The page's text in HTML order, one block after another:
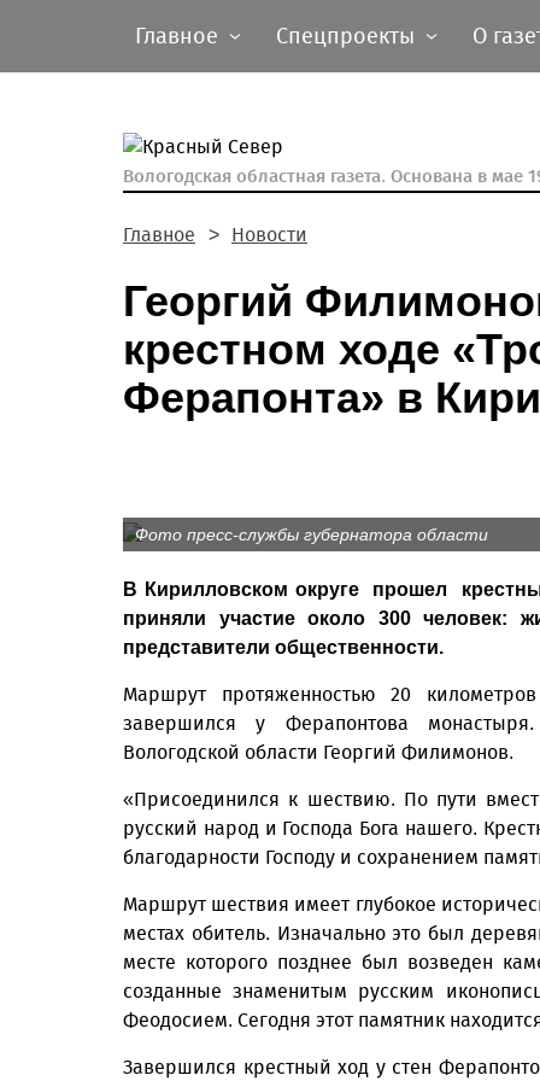
Главное Спецпроекты О
Вологодская областная газета. Основана в мае
Главное Новости
Георгий
крестном ходе
Ферапонта» в
Фото пресс-службы губернатора области
В Кирилловском округе прошел
приняли участие около 300 человек:
представители общественности.
Маршрут протяженностью 20
завершился у Ферапонтова
Вологодской области Георгий Филимонов.
«Присоединился к шествию. По пути
русский народ и Господа Бога нашего.
благодарности Господу и сохранением
Маршрут шествия имеет глубокое
местах обитель. Изначально это был
месте которого позднее был возведен
созданные знаменитым русским
Феодосием. Сегодня этот памятник
Завершился крестный ход у стен